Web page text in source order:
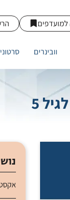
וובינרים
5